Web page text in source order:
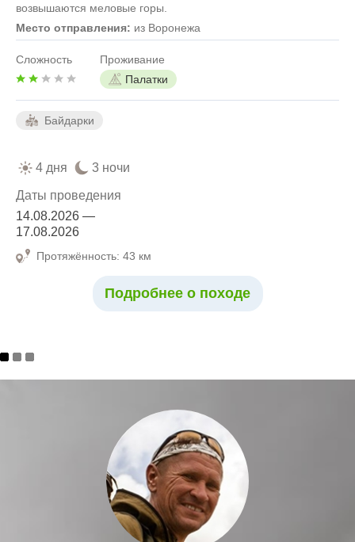
возвышаются меловые горы.
Место отправления: из Воронежа
Сложность
Проживание
Палатки
Байдарки
4 дня 3 ночи
Даты проведения
14.08.2026 —
17.08.2026
Протяжённость: 43 км
Подробнее о походе